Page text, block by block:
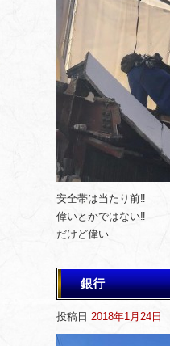
安全帯は当たり前‼️
偉いとかではない‼️
だけど偉い
銀行
投稿日 2018年1月24日